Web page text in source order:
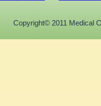
Copyright© 2011 Medical